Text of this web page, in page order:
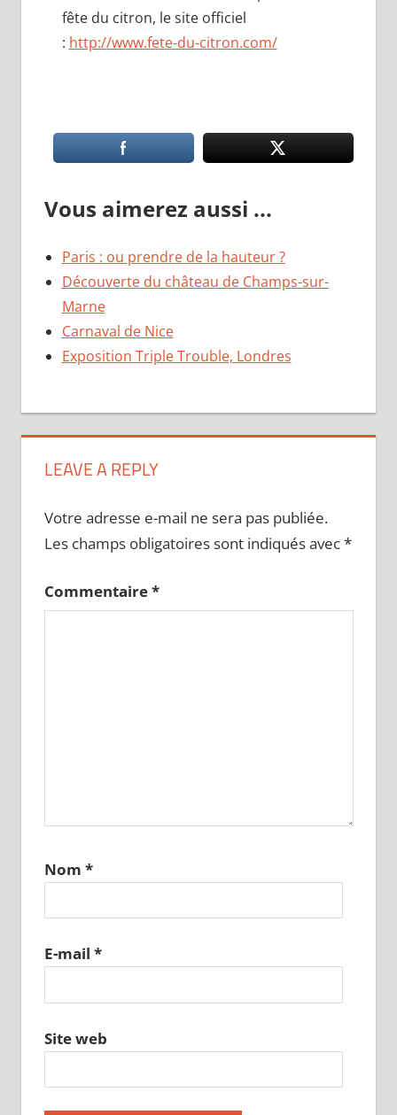
fête du citron, le site officiel
: http://www.fete-du-citron.com/
Vous aimerez aussi ...
Paris : ou prendre de la hauteur ?
Découverte du château de Champs-sur-
Marne
Carnaval de Nice
Exposition Triple Trouble, Londres
LEAVE A REPLY
Votre adresse e-mail ne sera pas publiée.
Les champs obligatoires sont indiqués avec*
Commentaire*
Nom *
E-mail *
Site web